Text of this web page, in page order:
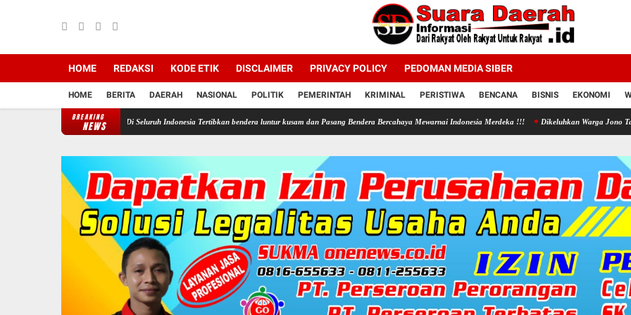
HOME REDAKSI KODE ETIK DISCLAIMER PRIVACY POLICY PEDOMAN MEDIA SIBER
HOME BERITA DAERAH NASIONAL POLITIK PEMERINTAH KRIMINAL PERISTIWA BENCANA BISNIS EKONOMI
BREAKING
NEWS
Aparatur Negara Di Seluruh Indonesia Tertibkan bendera luntur kusam dan Pasang Bendera Bercahaya Mewarnai Indonesia Merdeka !!! Dikeluhkan Warga Jono Tanon, Pemkab